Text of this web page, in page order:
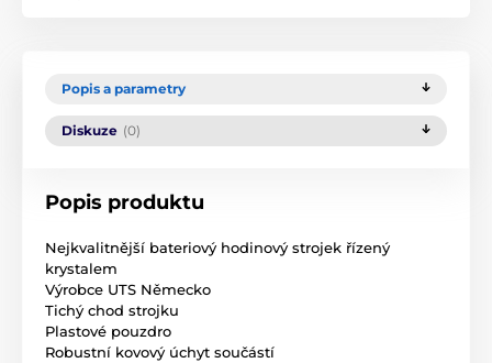
Popis a parametry
Diskuze (0)
Popis produktu
Nejkvalitnější bateriový hodinový strojek řízený
krystalem
Výrobce UTS Německo
Tichý chod strojku
Plastové pouzdro
Robustní kovový úchyt součástí